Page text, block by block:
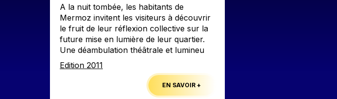
Accroche
A la nuit tombée, les habitants de
Mermoz invitent les visiteurs à découvrir
le fruit de leur réflexion collective sur la
future mise en lumière de leur quartier.
Une déambulation théâtrale et lumineu
Edition
Edition 2011
EN SAVOIR +